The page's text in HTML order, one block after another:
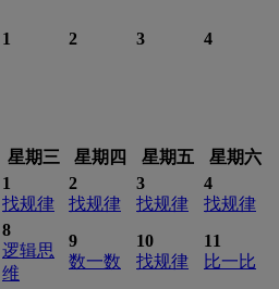
1 2 3 4
星期三 星期四 星期五
星期六
1
找规律
2
找规律
3
找规律
4
找规律
8
逻辑思
维
9
数一数
10
找规律
11
比一比